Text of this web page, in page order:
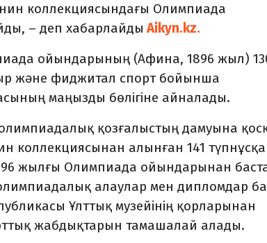
коллекциясындағы Олимпиада
– деп хабарлайды Aikyn.kz.
ойындарының (Афина, 1896 жыл)
және фиджитал спорт бойынша
маңызды бөлігіне айналады.
қозғалыстың дамуына
коллекциясынан алынған 141 түпнұсқа
жылғы Олимпиада ойындарынан
алаулар мен дипломдар
Ұлттық музейінің қорларынан
жабдықтарын тамашалай алады.